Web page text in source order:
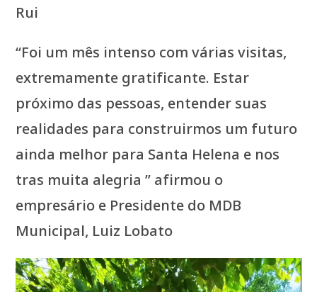
Rui
“Foi um mês intenso com várias visitas,
extremamente gratificante. Estar
próximo das pessoas, entender suas
realidades para construirmos um futuro
ainda melhor para Santa Helena e nos
tras muita alegria ” afirmou o
empresário e Presidente do MDB
Municipal, Luiz Lobato
Tocador